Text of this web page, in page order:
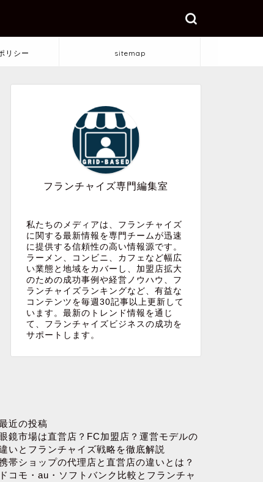
リシー sitemap
フランチャイズ専門編集室
私たちのメディアは、フランチャイズ
に関する最新情報を専門チームが迅速
に提供する信頼性の高い情報源です。
ラーメン、コンビニ、カフェなど幅広
い業態と地域をカバーし、加盟店拡大
のための成功事例や経営ノウハウ、フ
ランチャイズランキングなど、有益な
コンテンツを毎週30記事以上更新して
います。最新のトレンド情報を通じ
て、フランチャイズビジネスの成功を
サポートします。
近の投稿
眼鏡市場は直営店？FC加盟店？運営モデルの
いとフランチャイズ戦略を徹底解説
帯ショップの代理店と直営店の違いとは？
ドコモ・au・ソフトバンク比較とフランチャ